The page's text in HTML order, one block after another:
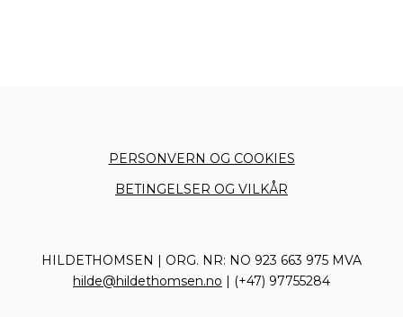
PERSONVERN OG COOKIES
BETINGELSER OG VILKÅR
HILDETHOMSEN | ORG. NR: NO 923 663 975 MVA
hilde@hildethomsen.no | (+47) 97755284